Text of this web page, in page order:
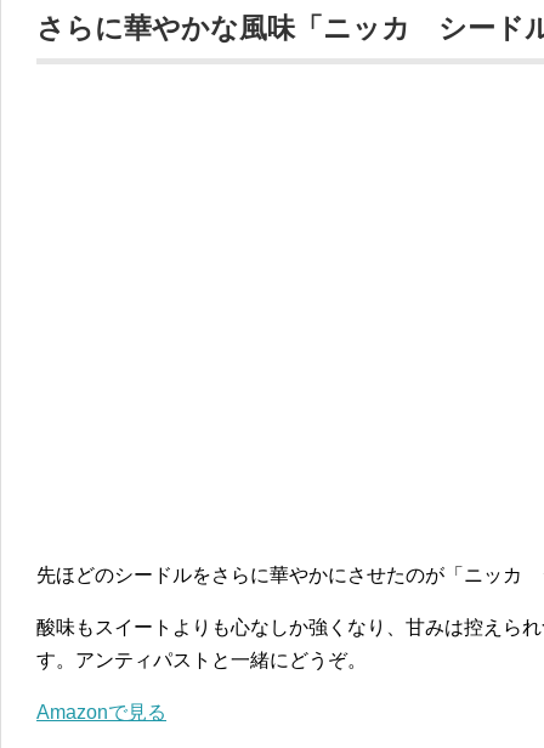
さらに華やかな風味「ニッカ シード
先ほどのシードルをさらに華やかにさせたのが「ニッカ
酸味もスイートよりも心なしか強くなり、甘みは控えら
す。アンティパストと一緒にどうぞ。
Amazonで見る